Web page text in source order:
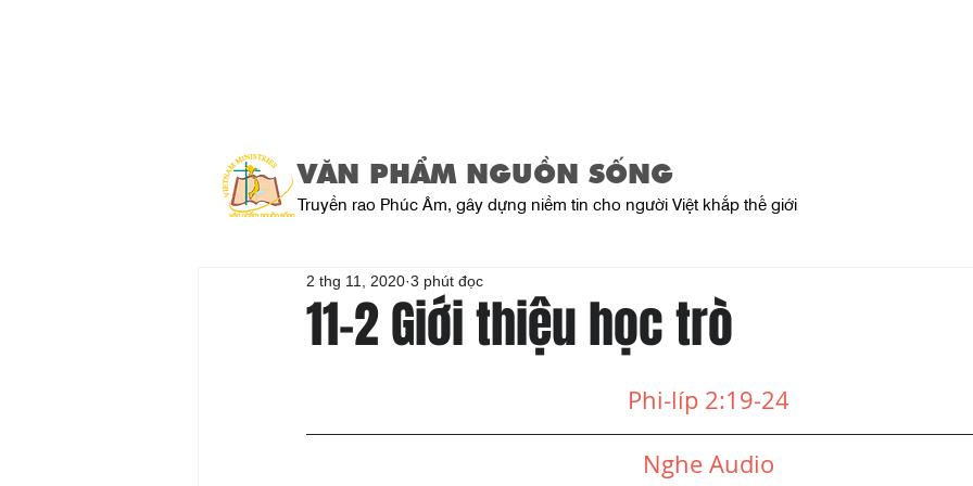
VĂN PHẨM NGUỒN SỐNG
Truyền rao Phúc Âm, gây dựng niềm tin cho người Việt khắp thế giới
11-2 Giới thiệu học trò
2 thg 11, 2020 3 phút đọc
Phi-líp 2:19-24
Nghe Audio